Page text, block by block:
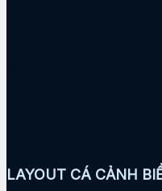
LAYOUT CÁ CẢNH